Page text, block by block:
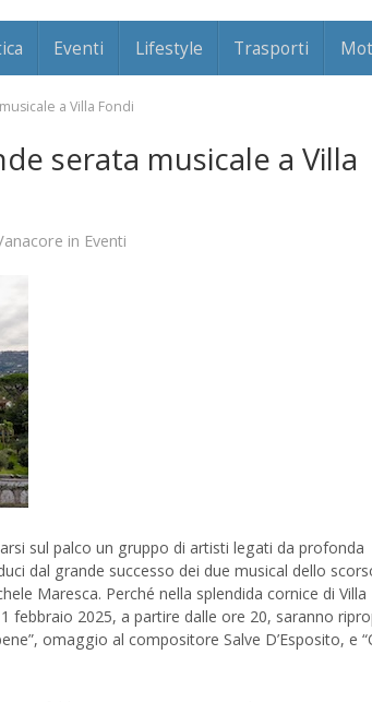
Eventi Lifestyle Trasporti
a Villa Fondi
serata musicale a Villa
in Eventi
sul palco un gruppo di artisti legati da profonda
dal grande successo dei due musical dello
Maresca. Perché nella splendida cornice di Villa
febbraio 2025, a partire dalle ore 20, saranno
omaggio al compositore Salve D’Esposito, e